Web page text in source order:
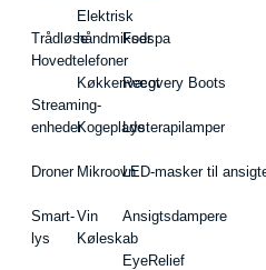
Trådløse
Hovedtelefoner
Streaming-
enheder
Droner
Smart-
lys
Elektrisk
håndmikser
Køkkenvægt
Kogeplade
Mikroovn
Vin
Køleskab
Fodspa
Recovery Boots
Lysterapilamper
LED-masker til
Ansigtsdampere
EyeRelief